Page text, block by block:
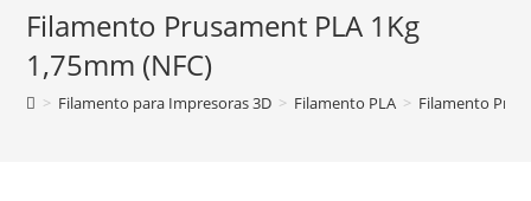
Filamento Prusament PLA 1Kg
1,75mm (NFC)
> Filamento para Impresoras 3D > Filamento PLA > Filamento